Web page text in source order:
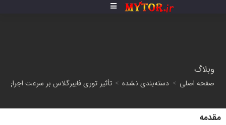
وبلاگ
صفحه اصلی > دسته‌بندی نشده > تأثیر توری فایبرگلاس بر سرعت اجرای
مقدمه